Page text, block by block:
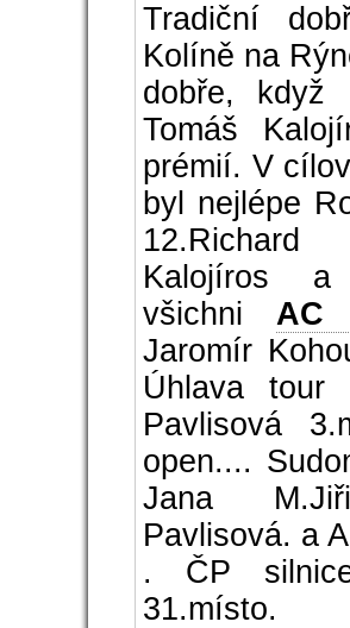
Tradiční
Kolíně na
dobře, když
Tomáš
prémií. V
byl nejlépe
Kalojíros a
všichniAC
Jaromír
Úhlava
Pavlisová
open....
Jana
Pavlisová. a
. ČP
31.místo.